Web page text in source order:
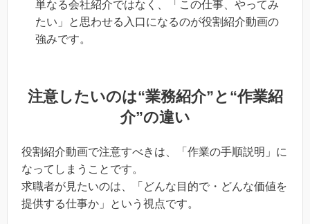
単なる会社紹介ではなく、「この仕事、やってみ
たい」と思わせる入口になるのが役割紹介動画の
強みです。
注意したいのは“業務紹介”と“作業紹
介”の違い
役割紹介動画で注意すべきは、「作業の手順説明」に
なってしまうことです。
求職者が見たいのは、「どんな目的で・どんな価値を
提供する仕事か」という視点です。